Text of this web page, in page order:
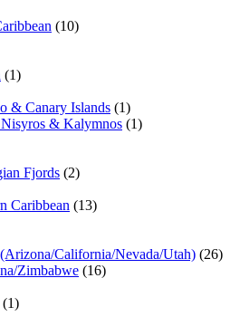
(10)
(1)
& Canary Islands (1)
& Kalymnos (1)
Fjords (2)
Caribbean (13)
California/Nevada/Utah) (26)
Zimbabwe (16)
(1)